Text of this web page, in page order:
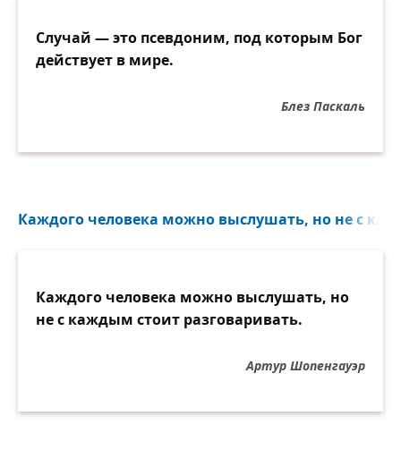
Случай — это псевдоним, под которым Бог
действует в мире.
Блез Паскаль
Каждого человека можно выслушать, но не с
Каждого человека можно выслушать, но
не с каждым стоит разговаривать.
Артур Шопенгауэр